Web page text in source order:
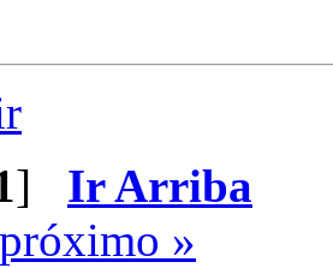
] Ir Arriba
próximo »